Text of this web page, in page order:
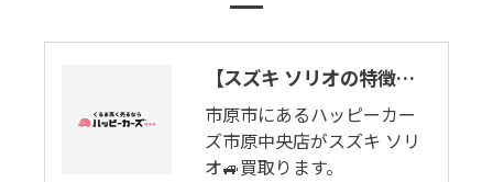
【スズキ ソリオの特徴を言います】ありそうで、どこにもなかったコンパクト。市原市でソリオ🚙買取ります。
市原市にあるハッピーカー
ズ市原中央店がスズキ ソリ
オ🚙買取ります。